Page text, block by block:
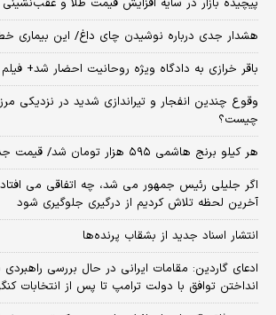
پیچیده بازار در سایه افزایش قیمت طلا و عقب‌نشینی
هشدار جدی درباره نوشیدن چای داغ/ این بیماری
باقر خرازی به دادگاه ویژه روحانیت احضار شد+ فیلم
وقوع چندین انفجار و تیراندازی شدید در نزدیکی
چیست؟
هر کیلو برنج هاشمی ۵۹۵ هزار تومان شد/ قیمت جدید برنج در بازار
اگر جلیلی رئیس جمهور می شد، چه اتفاقی می
آخرین لحظه تلاش کردیم از درگیری جلوگیری شود
انتشار اسناد جدید از بشقاب پرنده‌ها
ادعای گاردین: مقامات ایرانی در حال بررسی
انداختن توافق با دولت ترامپ تا پس از انتخابات